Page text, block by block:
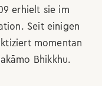
erhielt sie im
Seit einigen
momentan
Bhikkhu.